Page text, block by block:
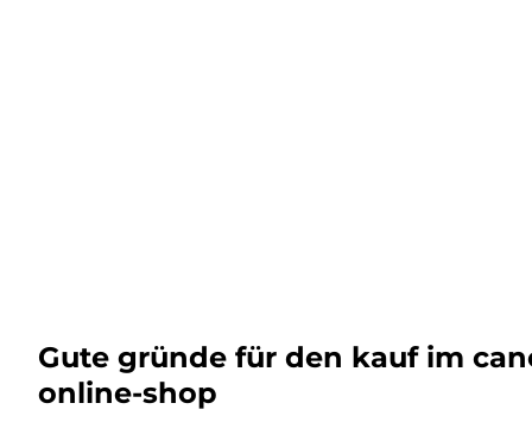
Gute gründe für den kauf im
online-shop